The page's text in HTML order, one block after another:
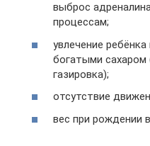
выброс
процессам;
увлечение
богатыми сахаром
газировка);
отсутствие
вес при рождении